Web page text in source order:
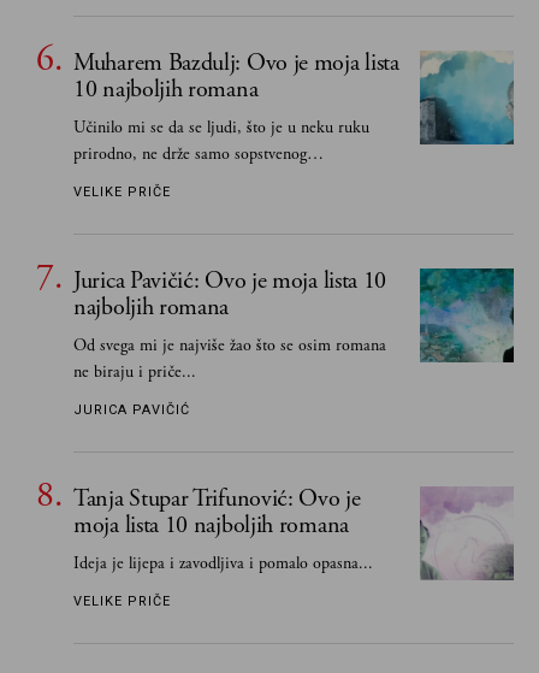
Muharem Bazdulj: Ovo je moja lista
10 najboljih romana
Učinilo mi se da se ljudi, što je u neku ruku
prirodno, ne drže samo sopstvenog
senzibiliteta... Pokušao sam (biće, samo
VELIKE PRIČE
Jurica Pavičić: Ovo je moja lista 10
najboljih romana
Od svega mi je najviše žao što se osim romana
ne biraju i priče...
JURICA PAVIČIĆ
Tanja Stupar Trifunović: Ovo je
moja lista 10 najboljih romana
Ideja je lijepa i zavodljiva i pomalo opasna...
VELIKE PRIČE